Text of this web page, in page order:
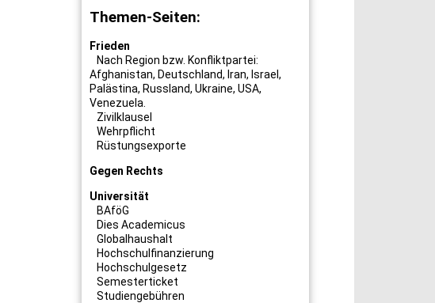
Themen-Seiten:
Frieden
Nach Region bzw. Konfliktpartei:
Afghanistan, Deutschland, Iran, Israel ,
Palästina, Russland, Ukraine, USA,
Venezuela
Zivilklausel
Wehrpflicht
Rüstungsexporte
Gegen Rechts
Universität
BAföG
Dies Academicus
Globalhaushalt
Hochschulfinanzierung
Hochschulgesetz
Semesterticket
Studiengebühren